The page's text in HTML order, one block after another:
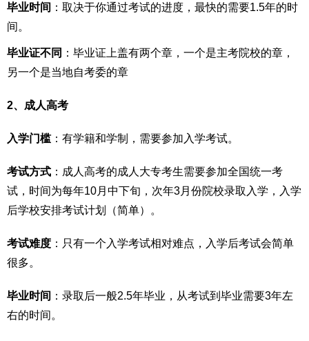
毕业时间 ：取决于你通过考试的进度，最快的需要1.5年的时
间。
毕业证不同 ：毕业证上盖有两个章，一个是主考院校的章，
另一个是当地自考委的章
2、成人高考
入学门槛：有学籍和学制，需要参加入学考试。
考试方式 ：成人高考的成人大专考生需要参加全国统一考
试，时间为每年10月中下旬，次年3月份院校录取入学，入学
后学校安排考试计划（简单）。
考试难度 ：只有一个入学考试相对难点，入学后考试会简单
很多。
毕业时间 ：录取后一般2.5年毕业，从考试到毕业需要3年左
右的时间。